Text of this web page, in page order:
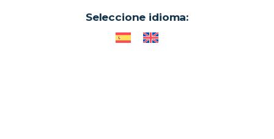
Seleccione idioma: